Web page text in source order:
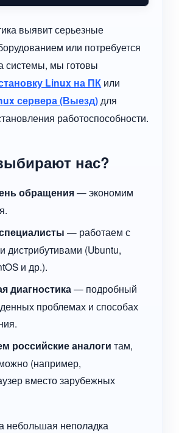
выявит серьезные
или потребуется
системы, мы готовы
Linux на ПК или
сервера (Выезд) для
работоспособности.
нас?
обращения— экономим
— работаем с
дистрибутивами (Ubuntu,
и др.).
диагностика— подробный
проблемах и способах
российские аналоги там,
(например,
вместо зарубежных
небольшая неполадка